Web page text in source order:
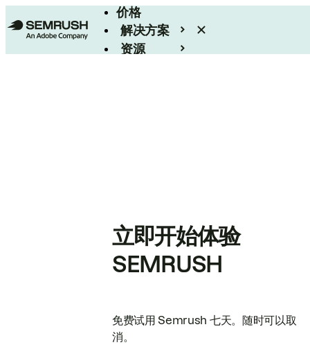
价格
解决方案
资源
立即开始体验
SEMRUSH
免费试用 Semrush 七天。随时可以取
消。